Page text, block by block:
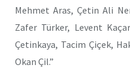
Mehmet Aras, Çetin Ali
Zafer Türker, Levent
Çetinkaya, Tacim Çiçek,
Okan Çil.”